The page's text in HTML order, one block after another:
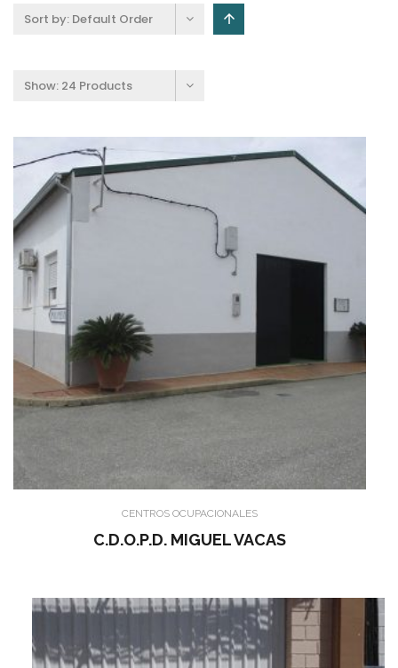
Sort by: Default Order
Show: 24 Products
CENTROS OCUPACIONALES
C.D.O.P.D. MIGUEL VACAS